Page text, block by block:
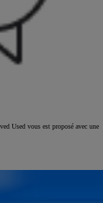
Used vous est proposé avec une